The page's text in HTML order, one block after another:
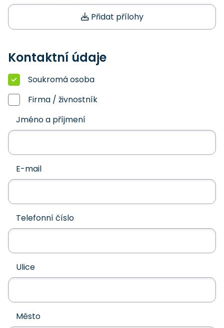
Přidat přílohy
Kontaktní údaje
Soukromá osoba
Firma / živnostník
Jméno a příjmení
E-mail
Telefonní číslo
Ulice
Město